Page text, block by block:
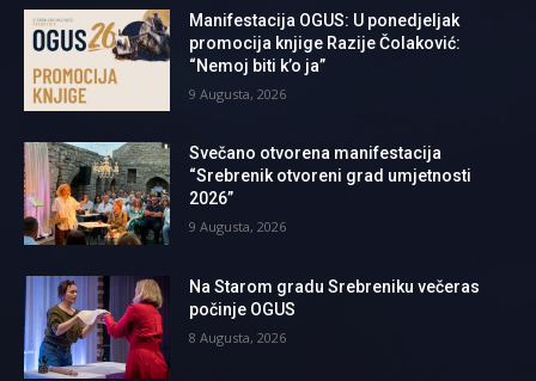
Manifestacija OGUS: U ponedjeljak
promocija knjige Razije Čolaković:
“Nemoj biti k’o ja”
9 Augusta, 2026
Svečano otvorena manifestacija
“Srebrenik otvoreni grad umjetnosti
2026”
9 Augusta, 2026
Na Starom gradu Srebreniku večeras
počinje OGUS
8 Augusta, 2026